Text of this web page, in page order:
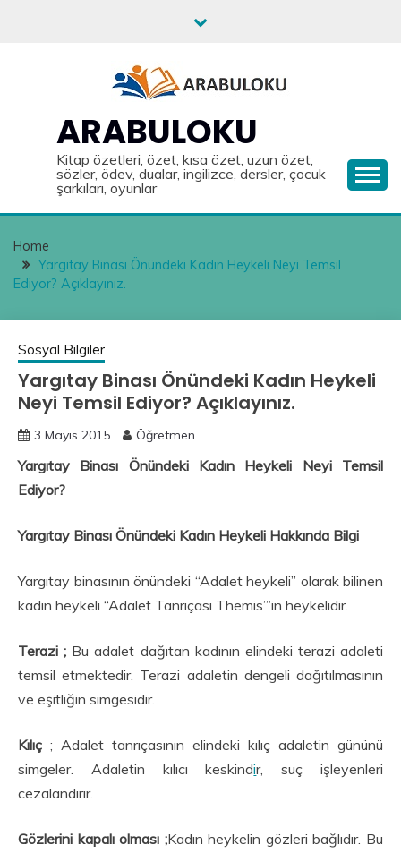
ARABULOKU
Kitap özetleri, özet, kısa özet, uzun özet,
sözler, ödev, dualar, ingilizce, dersler, çocuk
şarkıları, oyunlar
Home
Yargıtay Binası Önündeki Kadın Heykeli Neyi Temsil
Ediyor? Açıklayınız.
Sosyal Bilgiler
Yargıtay Binası Önündeki Kadın Heykeli
Neyi Temsil Ediyor? Açıklayınız.
3 Mayıs 2015 Öğretmen
Yargıtay Binası Önündeki Kadın Heykeli Neyi Temsil
Ediyor?
Yargıtay Binası Önündeki Kadın Heykeli Hakkında Bilgi
Yargıtay binasının önündeki “Adalet heykeli” olarak bilinen
kadın heykeli “Adalet Tanrıçası Themis”’in heykelidir.
Terazi ; Bu adalet dağıtan kadının elindeki terazi adaleti
temsil etmektedir. Terazi adaletin dengeli dağıtılmasının
ve eşitliğin simgesidir.
Kılıç ; Adalet tanrıçasının elindeki kılıç adaletin gününü
simgeler. Adaletin kılıcı keskindir, suç işleyenleri
cezalandırır.
Gözlerini kapalı olması ;Kadın heykelin gözleri bağlıdır. Bu